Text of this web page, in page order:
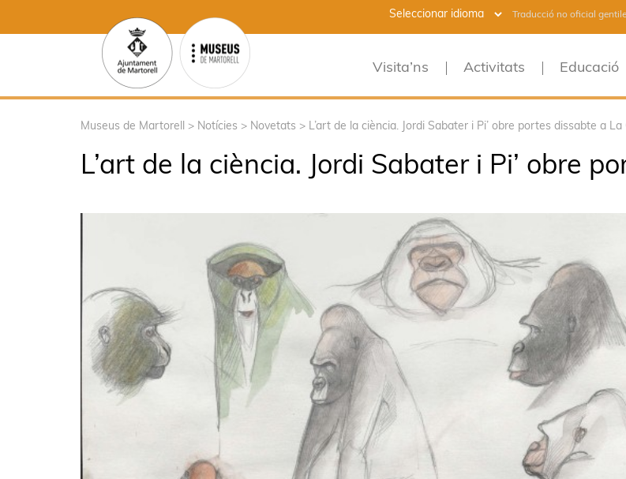
Traducció no oficial
Visita’ns Activitats Educació
Museus de Martorell > Notícies > Novetats > L’art de la ciència. Jordi Sabater i Pi’ obre portes dissabte a La
L’art de la ciència. Jordi Sabater i Pi’ obre